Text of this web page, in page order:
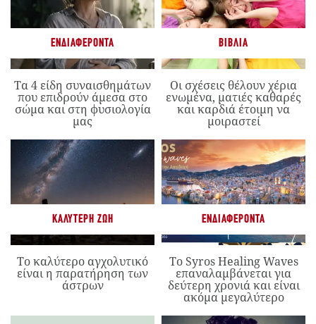
ΕΝΔΙΑΦΈΡΟΝΤΑ
Τα 4 είδη συναισθημάτων
που επιδρούν άμεσα στο
σώμα και στη φυσιολογία
μας
ΒΙΒΛΊΑ
Οι σχέσεις θέλουν χέρια
ενωμένα, ματιές καθαρές
και καρδιά έτοιμη να
μοιραστεί
ΚΑΛΎΤΕΡΗ ΖΩΉ
Το καλύτερο αγχολυτικό
είναι η παρατήρηση των
άστρων
ΕΝΔΙΑΦΈΡΟΝΤΑ
Το Syros Healing Waves
επαναλαμβάνεται για
δεύτερη χρονιά και είναι
ακόμα μεγαλύτερο